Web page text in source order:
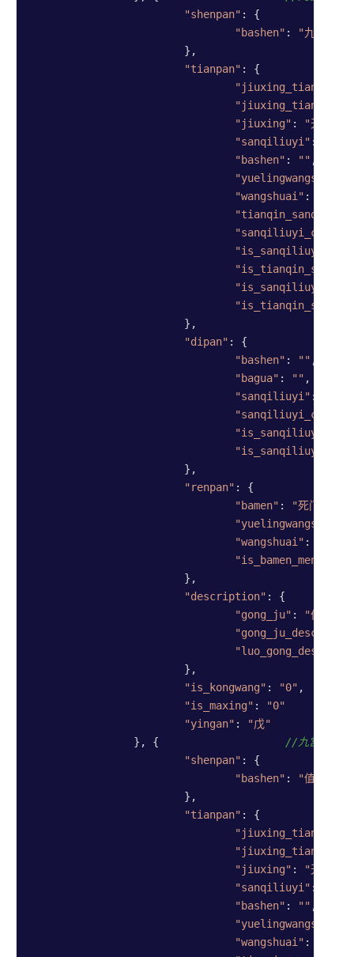
"shenpan" : {
"bashen" :
"九天"
"tianpan" : {
"jiuxing_tianqin"
"jiuxing" : "天冲"
"sanqiliuyi" :
"bashen" : "" ,
"yuelingwangshuai"
"wangshuai" :
"dipan" : {
"bashen" : "" ,
"bagua" : "" ,
"sanqiliuyi" :
"renpan" : {
"bamen" : "死门"
"yuelingwangshuai"
"wangshuai" :
"is_bamen_menpo"
"description" : {
"gong_ju" : "伏吟局"
"gong_ju_desc"
"luo_gong_desc"
"is_kongwang" : "0" ,
"is_maxing" : "0"
"yingan" : "戊"
		}, {
//九宫宫盘6
"shenpan" : {
"bashen" :
"值符"
"tianpan" : {
"jiuxing_tianqin"
"jiuxing" : "天辅"
"sanqiliuyi" :
"bashen" : "" ,
"yuelingwangshuai"
"wangshuai" :